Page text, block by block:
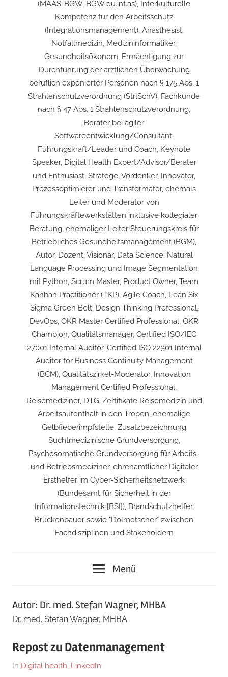
(MAAS-BGW, BGW qu.int.as), Interkulturelle
Kompetenz für den Arbeitsschutz
(Integrationsmanagement), Anästhesist,
Notfallmedizin, Medizininformatiker,
Gesundheitsökonom, Ermächtigung zur
Durchführung der ärztlichen Überwachung
beruflich exponierter Personen nach § 175 Abs. 1
Strahlenschutzverordnung (StrlSchV), Fachkunde
nach § 47 Abs. 1 Strahlenschutzverordnung,
Berater bei agiler
Softwareentwicklung/Consultant,
Führungskraft/Leader und Coach, Keynote
Speaker, Digital Health Expert/Advisor/Berater
und Enthusiast, Stratege, Vordenker, Innovator,
Prozessoptimierer und Transformator, ehemals
Leiter und Moderator von
Führungskräftewerkstätten inklusive kollegialer
Beratung, ehemaliger Leiter Steuerungskreis für
Betriebliches Gesundheitsmanagement (BGM),
Autor, Dozent, Visionär, Data Science: Natural
Language Processing und Image Segmentation
mit Python, Scrum Master, Product Owner, Team
Kanban Practitioner (TKP), Agile Coach, Lean Six
Sigma Green Belt, Design Thinking Professional,
DevOps, OKR Master Certified Professional, OKR
Champion, Qualitätsmanager, Certified ISO/IEC
27001 Internal Auditor, Certified ISO 22301 Internal
Auditor for Business Continuity Management
(BCM), Qualitätszirkel-Moderator, Innovation
Management Certified Professional,
Reisemediziner, DTG-Zertifikate Reisemedizin und
Arbeitsaufenthalt in den Tropen, ehemalige
Gelbfieberimpfstelle, Zusatzbezeichnung
Suchtmedizinische Grundversorgung,
Psychosomatische Grundversorgung für Arbeits-
und Betriebsmediziner, ehrenamtlicher Digitaler
Ersthelfer im Cyber-Sicherheitsnetzwerk
(Bundesamt für Sicherheit in der
Informationstechnik [BSI]), Brandschutzhelfer,
Brückenbauer sowie "Dolmetscher" zwischen
Fachdisziplinen und Stakeholdern
Menü
Autor: Dr. med. Stefan Wagner, MHBA
Dr. med. Stefan Wagner, MHBA
Repost zu Datenmanagement
Am
Von
In Digital health, LinkedIn